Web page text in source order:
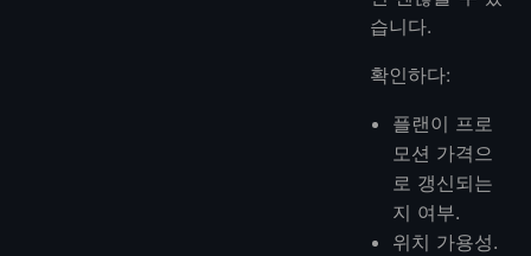
습니다.
확인하다:
플랜이 프로
모션 가격으
로 갱신되는
지 여부.
위치 가용성.